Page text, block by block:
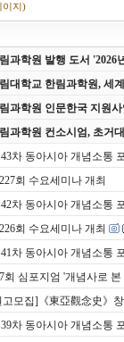
이지)
과학원 발행 도서 '2026
대학교 한림과학원, 세
과학원 인문한국 지원
과학원 컨소시엄, 초거
차 동아시아 개념소통
회 수요세미나 개최
차 동아시아 개념소통
회 수요세미나 개최
차 동아시아 개념소통
회 심포지엄 '개념사로
고모집]《東亞觀念史》
차 동아시아 개념소통